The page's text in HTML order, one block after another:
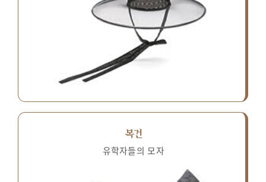
복건
유학자들의 모자